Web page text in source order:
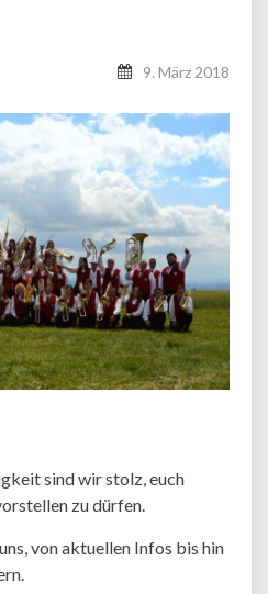
9. März 2018
sind wir stolz, euch
zu dürfen.
von aktuellen Infos bis hin